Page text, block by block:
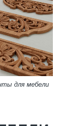
для мебели